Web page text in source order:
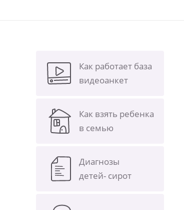
Как работает база
видеоанкет
Как взять ребенка
в семью
Диагнозы
детей- сирот